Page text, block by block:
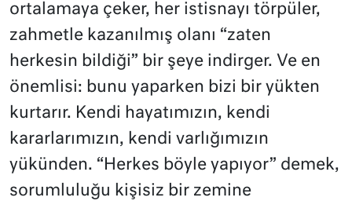
ortalamaya çeker, her istisnayı törpüler,
zahmetle kazanılmış olanı “zaten
herkesin bildiği” bir şeye indirger. Ve en
önemlisi: bunu yaparken bizi bir yükten
kurtarır. Kendi hayatımızın, kendi
kararlarımızın, kendi varlığımızın
yükünden. “Herkes böyle yapıyor” demek,
sorumluluğu kişisiz bir zemine